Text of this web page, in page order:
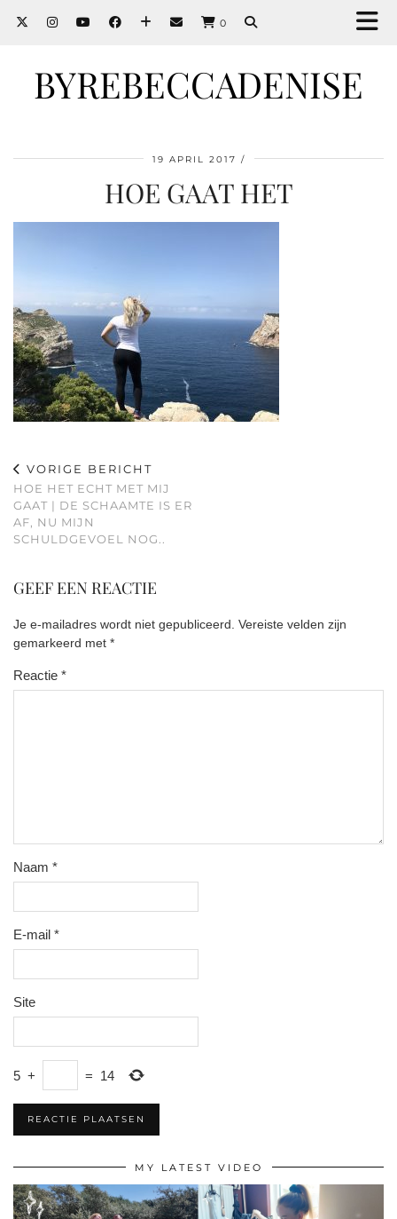
0
BYREBECCADENISE
19 APRIL 2017
HOE GAAT HET
VORIGE BERICHT
HOE HET ECHT MET MIJ
GAAT | DE SCHAAMTE IS ER
AF, NU MIJN
SCHULDGEVOEL NOG..
GEEF EEN REACTIE
Je e-mailadres wordt niet gepubliceerd. Vereiste velden zijn
gemarkeerd met *
Reactie *
Naam *
E-mail *
Site
5 + = 14
MY LATEST VIDEO